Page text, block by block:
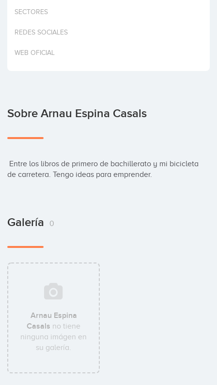
Invertir
SECTORES
REDES SOCIALES
WEB OFICIAL
Sobre Arnau Espina Casals
de carretera. Tengo ideas para emprender.
Galería 0
Arnau Espina
Casals no tiene
ninguna imágen en
su galería.